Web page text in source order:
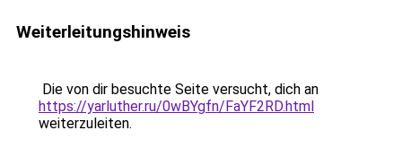
Weiterleitungshinweis
Die von dir besuchte Seite versucht, dich an
https://yarluther.ru/0wBYgfn/FaYF2RD.html
weiterzuleiten.